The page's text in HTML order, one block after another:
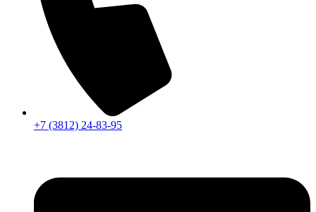
+7 (3812) 24-83-95